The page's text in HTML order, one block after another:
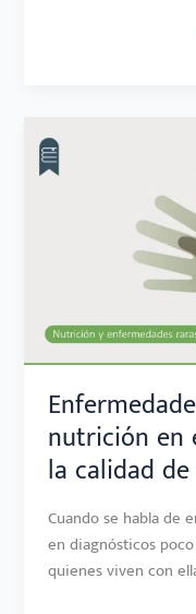
nutrición en
la calidad
Cuando se habla de
en diagnósticos
quienes viven con